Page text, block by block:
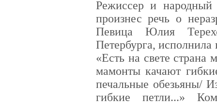
Режиссер и
произнес речь о
Певица Юлия
Петербурга,
«Есть на свете страна
мамонты качают
печальные обезьяны/
гибкие петли...»